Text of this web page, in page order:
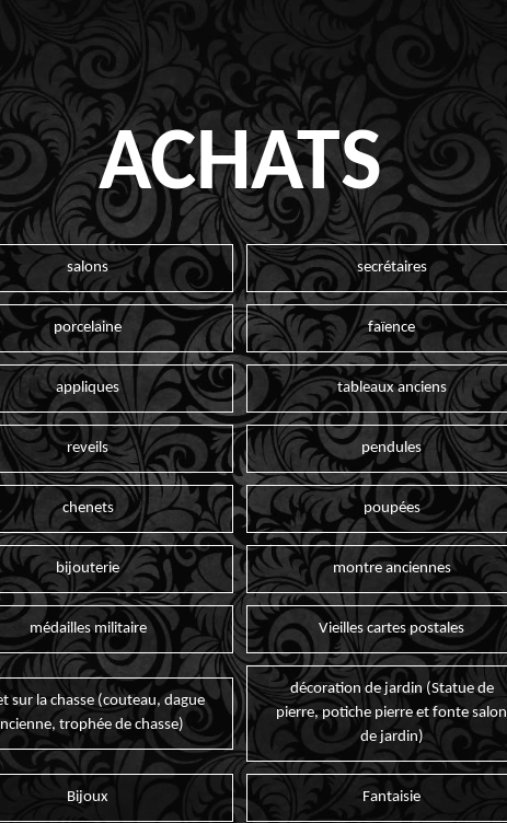
ACHATS
salons secrétaires
porcelaine faïence
appliques tableaux anciens
reveils pendules
chenets poupées
bijouterie montre anciennes
médailles militaire Vieilles cartes postales
sur la chasse (couteau, dague
trophée de chasse)
décoration de jardin (Statue de
pierre, potiche pierre et fonte salon
de jardin)
Bijoux Fantaisie